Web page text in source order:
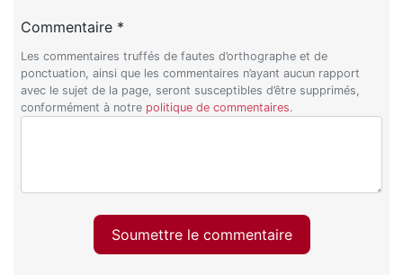
Commentaire *
Les commentaires truffés de fautes d’orthographe et de
ponctuation, ainsi que les commentaires n’ayant aucun rapport
avec le sujet de la page, seront susceptibles d’être supprimés,
conformément à notre politique de commentaires.
Soumettre le commentaire